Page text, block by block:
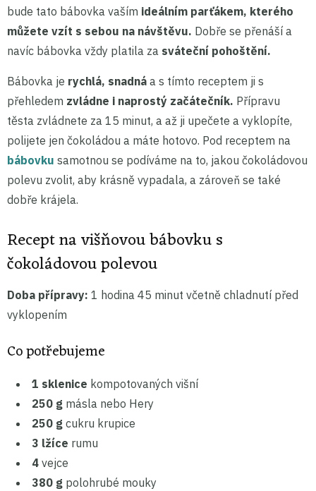
bude tato bábovka vaším ideálním parťákem, kterého
můžete vzít s sebou na návštěvu. Dobře se přenáší a
navíc bábovka vždy platila za sváteční pohoštění.
Bábovka je rychlá, snadná a s tímto receptem ji s
přehledem zvládne i naprostý začátečník. Přípravu
těsta zvládnete za 15 minut, a až ji upečete a vyklopíte,
polijete jen čokoládou a máte hotovo. Pod receptem na
bábovku samotnou se podíváme na to, jakou čokoládovou
polevu zvolit, aby krásně vypadala, a zároveň se také
dobře krájela.
Recept na višňovou bábovku s
čokoládovou polevou
Doba přípravy: 1 hodina 45 minut včetně chladnutí před
vyklopením
Co potřebujeme
1 sklenice kompotovaných višní
250 g másla nebo Hery
250 g cukru krupice
3 lžíce rumu
4 vejce
380 g polohrubé mouky